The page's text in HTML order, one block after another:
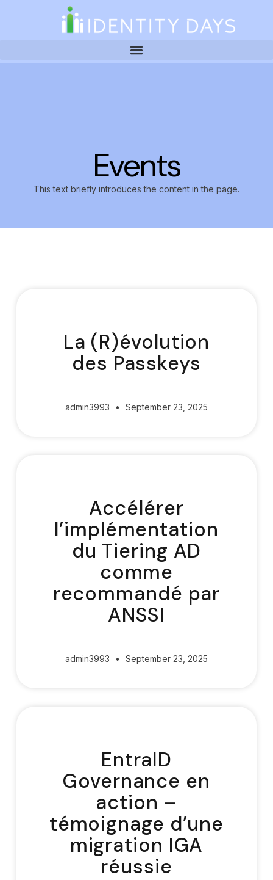
Events
This text briefly introduces the content in the page.
La (R)évolution
des Passkeys
admin3993 September 23, 2025
Accélérer
l’implémentation
du Tiering AD
comme
recommandé par
ANSSI
admin3993 September 23, 2025
EntraID
Governance en
action –
témoignage d’une
migration IGA
réussie